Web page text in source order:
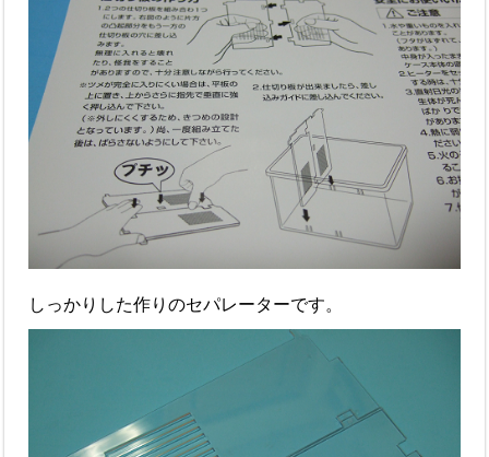
しっかりした作りのセパレーターです。